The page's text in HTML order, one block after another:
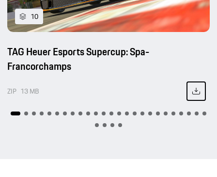
10
TAG Heuer Esports Supercup: Spa-
Francorchamps
ZIP 13 MB